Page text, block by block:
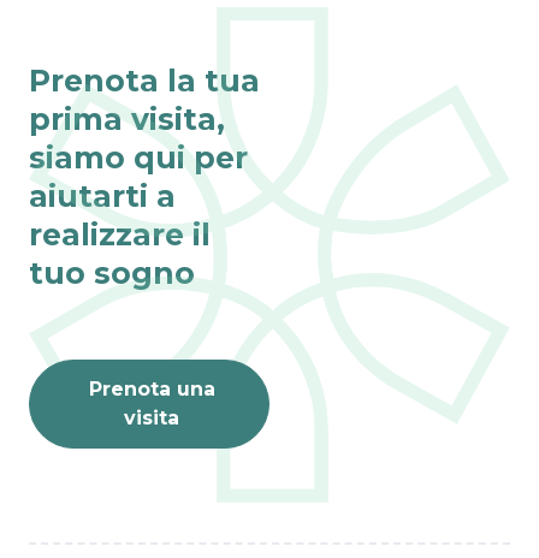
Prenota la tua
prima visita,
siamo qui per
aiutarti a
realizzare il
tuo sogno
Prenota una
visita
VISITE ONLINE
GRATIS
L’estate è il momento
tuoi sogni.
PRENOTA ORA
Fino al 31 agosto